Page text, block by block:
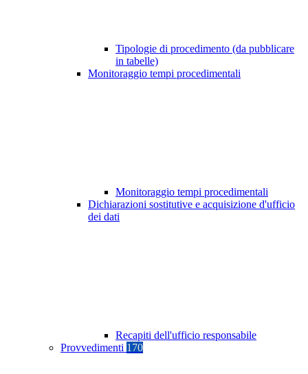
Tipologie di procedimento (da pubblicare
in tabelle)
Monitoraggio tempi procedimentali
Monitoraggio tempi procedimentali
Dichiarazioni sostitutive e acquisizione d'ufficio
dei dati
Recapiti dell'ufficio responsabile
Provvedimenti 170